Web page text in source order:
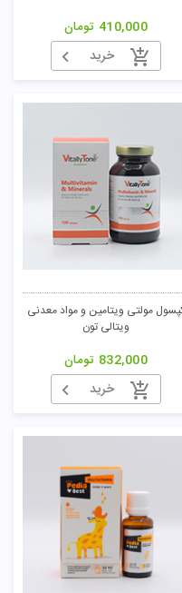
410,000 تومان
خرید
مولتی ویتامین و مواد معدنی
ویتالی تون
832,000 تومان
خرید